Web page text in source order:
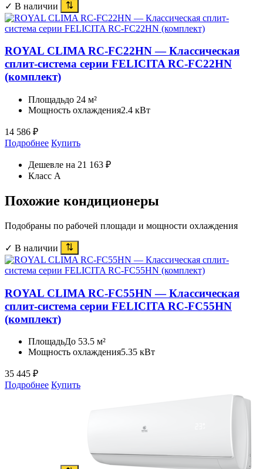
✓ В наличии
ROYAL CLIMA RC-FC22HN — Классическая
сплит-система серии FELICITA RC-FC22HN
(комплект)
Площадьдо 24 м²
Мощность охлаждения2.4 кВт
14 586 ₽
Подробнее Купить
Дешевле на 21 163 ₽
Класс A
Похожие кондиционеры
Подобраны по рабочей площади и мощности охлаждения
✓ В наличии
ROYAL CLIMA RC-FC55HN — Классическая
сплит-система серии FELICITA RC-FC55HN
(комплект)
ПлощадьДо 53.5 м²
Мощность охлаждения5.35 кВт
35 445 ₽
Подробнее Купить